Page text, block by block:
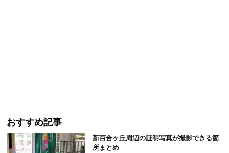
おすすめ記事
新百合ヶ丘周辺の証明写真が撮影できる箇
所まとめ